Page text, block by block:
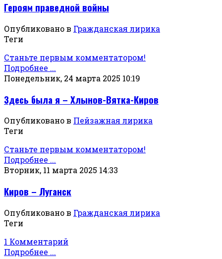
Героям праведной войны
Опубликовано в Гражданская лирика
Теги
Станьте первым комментатором!
Подробнее ...
Понедельник, 24 марта 2025 10:19
Здесь была я – Хлынов-Вятка-Киров
Опубликовано в Пейзажная лирика
Теги
Станьте первым комментатором!
Подробнее ...
Вторник, 11 марта 2025 14:33
Киров – Луганск
Опубликовано в Гражданская лирика
Теги
1 Комментарий
Подробнее ...